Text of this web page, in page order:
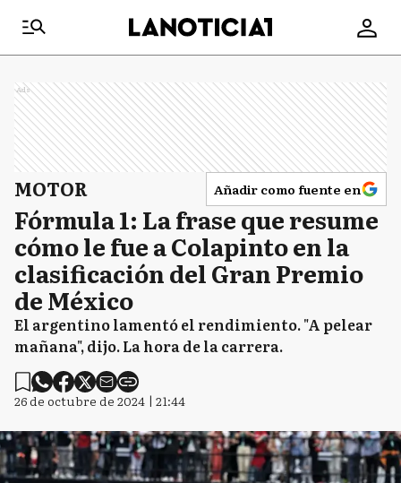
Ads
MOTOR Añadir como fuente en
Fórmula 1: La frase que resume
cómo le fue a Colapinto en la
clasificación del Gran Premio
de México
El argentino lamentó el rendimiento. "A pelear
mañana", dijo. La hora de la carrera.
26 de octubre de 2024 | 21:44